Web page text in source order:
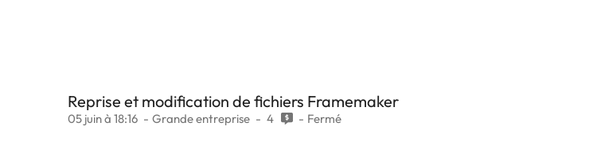
Reprise et modification de fichiers Framemaker
05 juin à 18:16 Grande entreprise 4 Fermé